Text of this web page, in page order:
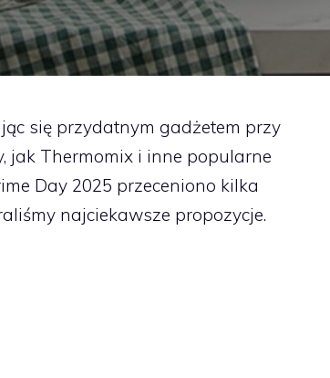
się przydatnym gadżetem przy
jak Thermomix i inne popularne
Day 2025 przeceniono kilka
najciekawsze propozycje.